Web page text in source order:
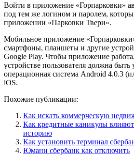
Войти в приложение «Горпарковки»
под тем же логином и паролем,
приложении «Парковки Твери».
Мобильное приложение
смартфоны, планшеты и другие
Google Play. Чтобы приложение
устройстве пользователя должна быть
операционная система Android 4.0.3
iOS.
Похожие публикации:
Как искать коммерческую
Как кредитные каникулы
историю
Как установить терминал
Юмани сбербанк как отключить